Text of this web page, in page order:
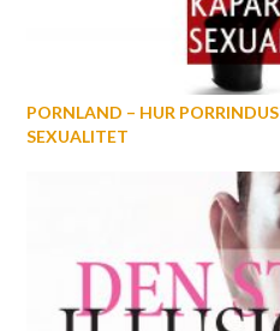
PORNLAND – HUR
SEXUALITET